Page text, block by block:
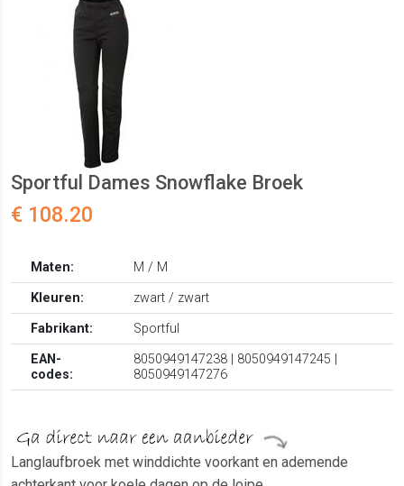
Sportful Dames Snowflake Broek
€ 108.20
Maten:
M / M
Kleuren:
zwart / zwart
Fabrikant:
Sportful
EAN-
codes:
8050949147238 | 8050949147245 |
8050949147276
Langlaufbroek met winddichte voorkant en ademende